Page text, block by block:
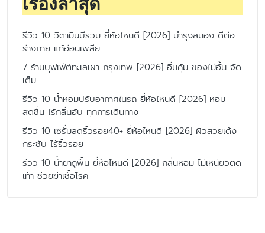
รีวิว 10 วิตามินบีรวม ยี่ห้อไหนดี [2026] บำรุงสมอง ดีต่อ
ร่างกาย แก้อ่อนเพลีย
7 ร้านบุฟเฟ่ต์ทะเลเผา กรุงเทพ [2026] อิ่มคุ้ม ของไม่อั้น จัด
เต็ม
รีวิว 10 น้ำหอมปรับอากาศในรถ ยี่ห้อไหนดี [2026] หอม
สดชื่น ไร้กลิ่นอับ ทุกการเดินทาง
รีวิว 10 เซรั่มลดริ้วรอย40+ ยี่ห้อไหนดี [2026] ผิวสวยเด้ง
กระชับ ไร้ริ้วรอย
รีวิว 10 น้ำยาถูพื้น ยี่ห้อไหนดี [2026] กลิ่นหอม ไม่เหนียวติด
เท้า ช่วยฆ่าเชื้อโรค